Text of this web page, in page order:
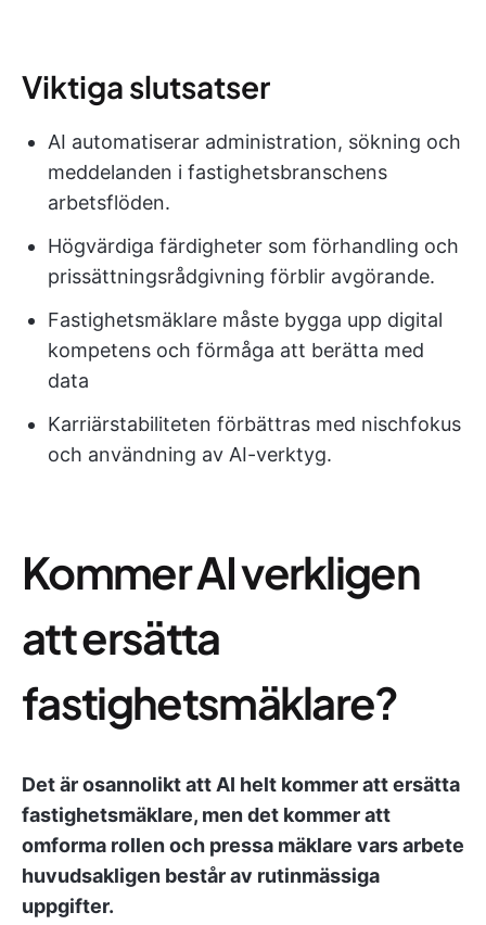
Viktiga slutsatser
AI automatiserar administration, sökning och
meddelanden i fastighetsbranschens
arbetsflöden.
Högvärdiga färdigheter som förhandling och
prissättningsrådgivning förblir avgörande.
Fastighetsmäklare måste bygga upp digital
kompetens och förmåga att berätta med
data
Karriärstabiliteten förbättras med nischfokus
och användning av AI-verktyg.
Kommer AI verkligen
att ersätta
fastighetsmäklare?
Det är osannolikt att AI helt kommer att ersätta
fastighetsmäklare, men det kommer att
omforma rollen och pressa mäklare vars arbete
huvudsakligen består av rutinmässiga
uppgifter.